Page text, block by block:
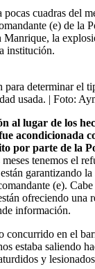
cuadras del
(e) de la
Manrique, la
institución.
para determinar el
usada. | Foto:
al lugar de los
acondicionada
por parte de la
tenemos el
garantizando
(e). Cabe
ofreciendo una
información.
concurrido en el
estaba saliendo
y